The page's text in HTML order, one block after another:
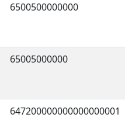
6500500000000
65005000000
647200000000000000001